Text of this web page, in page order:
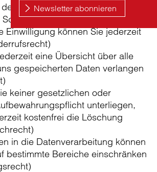
Datenverarbeitung stehen
kostenfrei zu:
Einwilligung können Sie jederzeit
eine Übersicht über alle
gespeicherten Daten verlangen
keiner gesetzlichen oder
unterliegen,
kostenfrei die Löschung
in die Datenverarbeitung können
bestimmte Bereiche einschränken